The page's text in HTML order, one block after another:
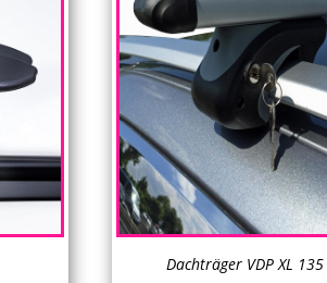
Dachträger VDP XL 135